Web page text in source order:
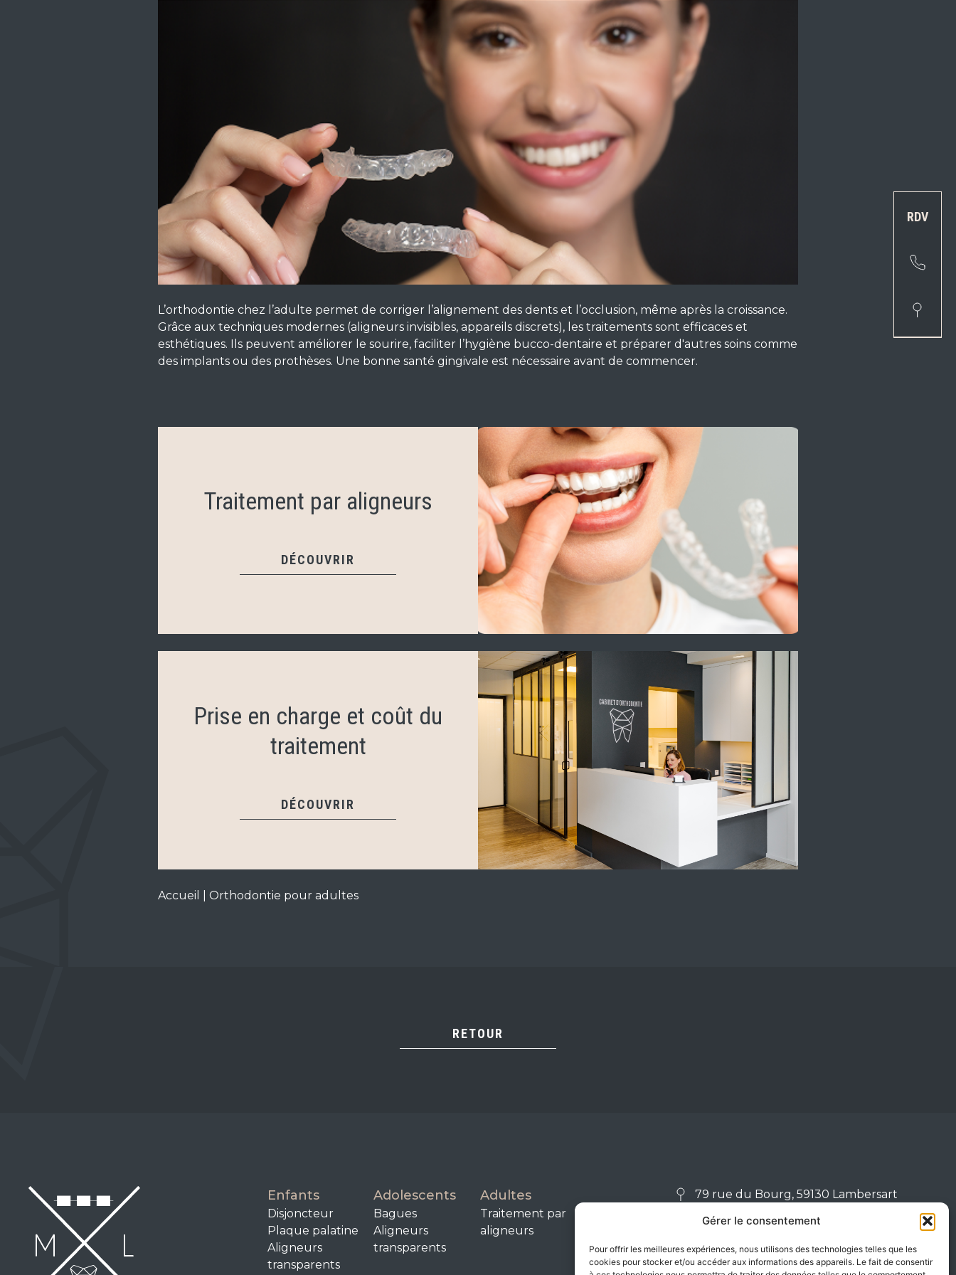
Gérer le consentement
Pour offrir les meilleures expériences, nous utilisons des technologies telles que les
cookies pour stocker et/ou accéder aux informations des appareils. Le fait de consentir
Accès
Contact
L’orthodontie chez l’adulte permet de corriger l’alignement des dents et l’occlusion, même après la croissance.
Grâce aux techniques modernes (aligneurs invisibles, appareils discrets), les traitements sont efficaces et
esthétiques. Ils peuvent améliorer le sourire, faciliter l’hygiène bucco-dentaire et préparer d'autres soins comme
des implants ou des prothèses. Une bonne santé gingivale est nécessaire avant de commencer.
Traitement par aligneurs
DÉCOUVRIR
Prise en charge et coût du
traitement
DÉCOUVRIR
Accueil Orthodontie pour adultes
RETOUR
Enfants
Disjoncteur
Plaque palatine
Aligneurs
transparents
Adolescents
Bagues
Aligneurs
transparents
Adultes
Traitement par
aligneurs
79 rue du Bourg, 59130 Lambersart
03 20 92 43 96
Dr Maxime Lehembre ©2026
Tous droits réservés
RDV